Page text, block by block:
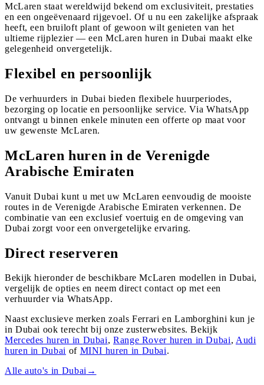
McLaren staat wereldwijd bekend om exclusiviteit, prestaties
en een ongeëvenaard rijgevoel. Of u nu een zakelijke afspraak
heeft, een bruiloft plant of gewoon wilt genieten van het
ultieme rijplezier — een McLaren huren in Dubai maakt elke
gelegenheid onvergetelijk.
Flexibel en persoonlijk
De verhuurders in Dubai bieden flexibele huurperiodes,
bezorging op locatie en persoonlijke service. Via WhatsApp
ontvangt u binnen enkele minuten een offerte op maat voor
uw gewenste McLaren.
McLaren huren in de Verenigde
Arabische Emiraten
Vanuit Dubai kunt u met uw McLaren eenvoudig de mooiste
routes in de Verenigde Arabische Emiraten verkennen. De
combinatie van een exclusief voertuig en de omgeving van
Dubai zorgt voor een onvergetelijke ervaring.
Direct reserveren
Bekijk hieronder de beschikbare McLaren modellen in Dubai,
vergelijk de opties en neem direct contact op met een
verhuurder via WhatsApp.
Naast exclusieve merken zoals Ferrari en Lamborghini kun je
in Dubai ook terecht bij onze zusterwebsites. Bekijk
Mercedes huren in Dubai,Range Rover huren inDubai, Audi
huren in Dubai of MINI huren in Dubai.
Alle auto's in Dubai →